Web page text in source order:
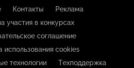
Контакты
Реклама
участия в конкурсах
соглашение
использования cookies
технологии
Техподдержка